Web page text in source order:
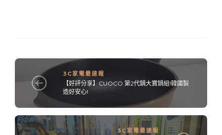
3C家電最速報
【好評分享】CUOCO 第2代鍋大寶鍋組!韓國製
造好安心!
3C家電最速報